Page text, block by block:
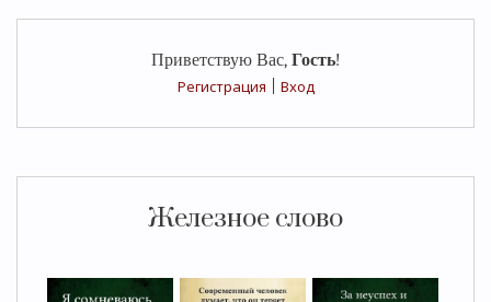
Приветствую Вас, Гость!
Регистрация
Вход
Железное слово